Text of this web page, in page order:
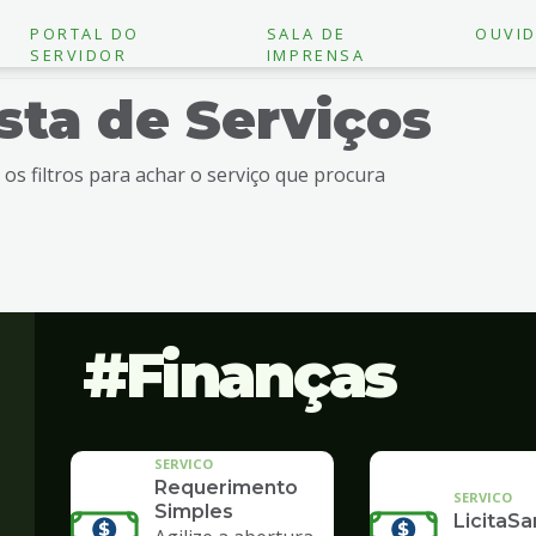
PORTAL DO
SERVIDOR
SALA DE
IMPRENSA
de Serviços
os filtros para achar o serviço que procura
Finanças
SERVICO
Requerimento
Simples
SERVICO